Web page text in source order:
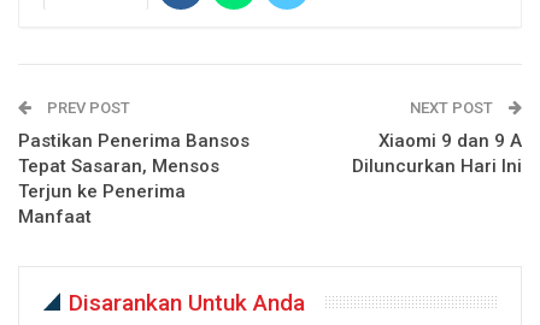
PREV POST
Pastikan Penerima Bansos
Tepat Sasaran, Mensos
Terjun ke Penerima
Manfaat
NEXT POST
Xiaomi 9 dan 9 A
Diluncurkan Hari Ini
Disarankan Untuk Anda